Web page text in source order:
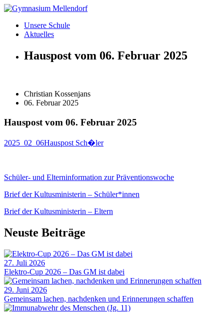
Zum
wechselnUnsere Schule
Aktuelles
Hauspost vom 06. Februar 2025
Christian Kossenjans
06. Februar 2025
Hauspost vom 06. Februar 2025
2025_02_06Hauspost Sch�ler
Schüler- und Elterninformation zur Präventionswoche
Brief der Kultusministerin – Schüler*innen
Brief der Kultusministerin – Eltern
Neuste Beiträge
27. Juli 2026
Elektro-Cup 2026 – Das GM ist dabei
29. Juni 2026
Gemeinsam lachen, nachdenken und Erinnerungen schaffen